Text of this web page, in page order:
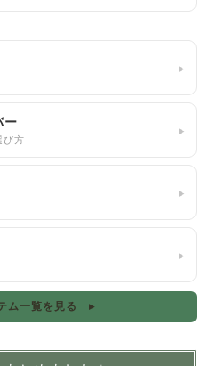
▸
ー
び方
▸
▸
▸
ム一覧を見る ▸